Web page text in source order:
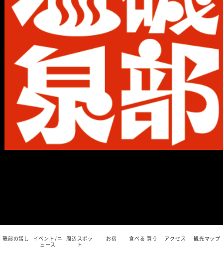
磯部の話し
イベント/ニ
ュース
周辺スポッ
ト
お宿 食べる 買う アクセス 観光マップ